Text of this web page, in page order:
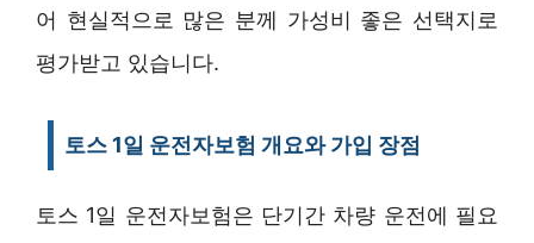
어 현실적으로 많은 분께 가성비 좋은 선택지로
평가받고 있습니다.
토스 1일 운전자보험 개요와 가입 장점
토스 1일 운전자보험은 단기간 차량 운전에 필요